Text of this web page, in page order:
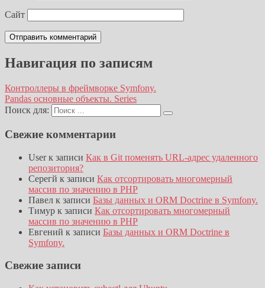
Сайт
Навигация по записям
Контроллеры в фреймворке Symfony.
Pandas основные объекты. Series
Поиск для:
Свежие комментарии
Userк записи Как в Git поменять URL-адрес удаленного
репозитория?
Серегй к записи Как отсортировать многомерный
массив по значению в PHP
Павел к записи Базы данных и ORM Doctrine в Symfony.
Тимур к записи Как отсортировать многомерный
массив по значению в PHP
Евгений к записи Базы данных и ORM Doctrine в
Symfony.
Свежие записи